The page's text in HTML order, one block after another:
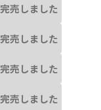
完売しました
完売しました
完売しました
完売しました